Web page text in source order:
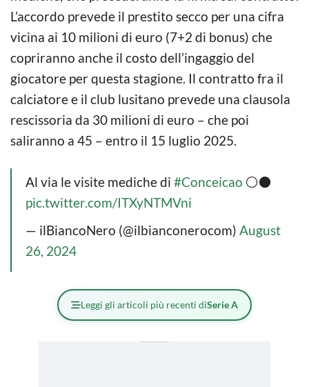
L’accordo prevede il prestito secco per una cifra
vicina ai 10 milioni di euro (7+2 di bonus) che
copriranno anche il costo dell’ingaggio del
giocatore per questa stagione. Il contratto fra il
calciatore e il club lusitano prevede una clausola
rescissoria da 30 milioni di euro – che poi
saliranno a 45 – entro il 15 luglio 2025.
Al via le visite mediche di #Conceicao ⚪️⚫️
pic.twitter.com/ITXyNTMVni
— ilBiancoNero (@ilbianconerocom) August
26, 2024
Leggi gli articoli più recenti diSerie A